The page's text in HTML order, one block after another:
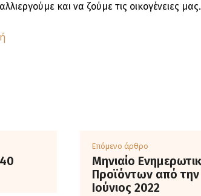
και να ζούμε τις οικογένειες μας.
Επόμενο άρθρο
Μηνιαίο
Προϊόντων από
Ιούνιος 2022